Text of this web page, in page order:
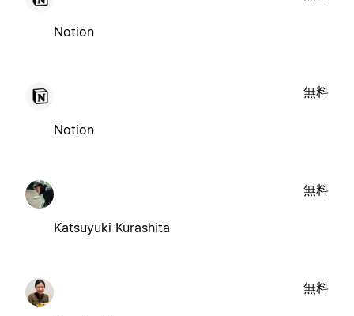
Notion
Notion
無料
Katsuyuki Kurashita
無料
無料